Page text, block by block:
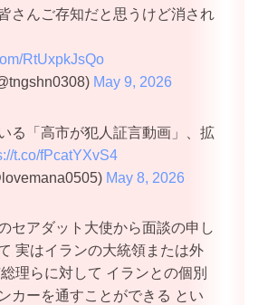
さんご存知だと思うけど消され
RtUxpkJsQo
May 9, 2026
る「高市が犯人証言動画」、拡
t.co/fPcatYXvS4
May 8, 2026
セアダット大使から面談の申し
実はイランの大統領または外
理らに対して イランとの個別
カーを通すことができる とい